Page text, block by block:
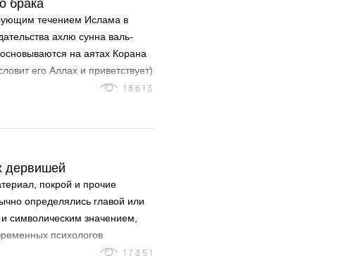
брака
течением Ислама в
ахлю сунна валь-
на аятах Корана
его Аллах и приветствует)
временный брак
18613
дервишей
покрой и прочие
определялись главой или
символическим значением,
психологов
сознательно или
17351